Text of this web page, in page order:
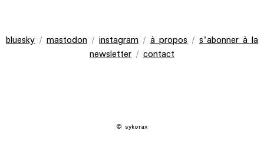
bluesky / mastodon / instagram / à propos / s'abonner à la
newsletter / contact
© sykorax